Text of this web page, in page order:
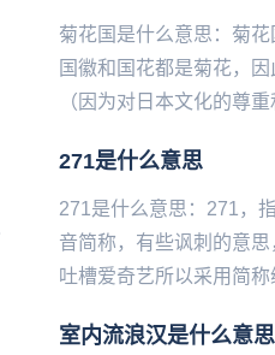
菊花国是什么意思：菊
国徽和国花都是菊花，
（因为对日本文化的尊
号学延...
271是什么意思
271是什么意思：271，
音简称，有些讽刺的意
吐槽爱奇艺所以采用简
人特别不友好。...
​室内流浪汉是什么意思